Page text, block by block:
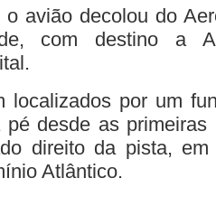
avião decolou do
com destino a
localizados por um
desde as
direito da pista,
Atlântico.